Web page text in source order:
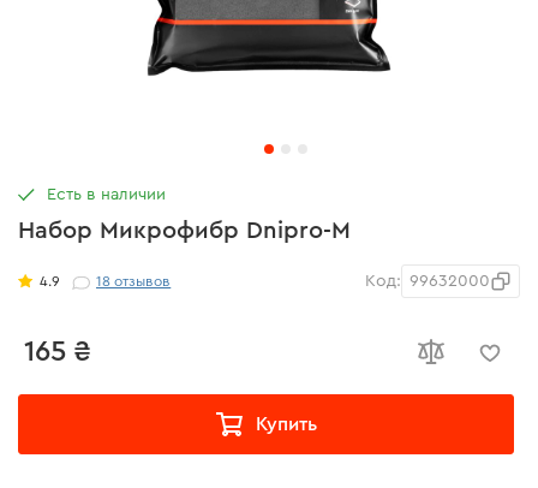
Набор Микрофибр Dnipro-M
4.9 18отзывов Код: 99632000
165 ₴
Купить
Есть в наличии